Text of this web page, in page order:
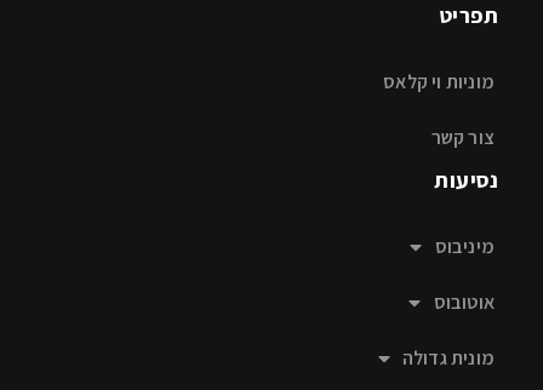
תפריט
מוניות וי קלאס
צור קשר
נסיעות
מיניבוס
אוטובוס
מונית גדולה